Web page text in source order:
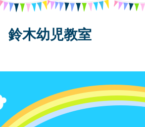
鈴木幼児教室